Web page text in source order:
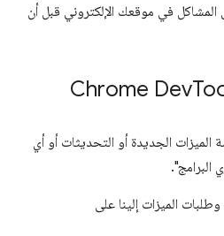
في موقعك الإلكتروني قبل أن
الميزات الجديدة أو التحديثات أو أي
الميزات إلينا على